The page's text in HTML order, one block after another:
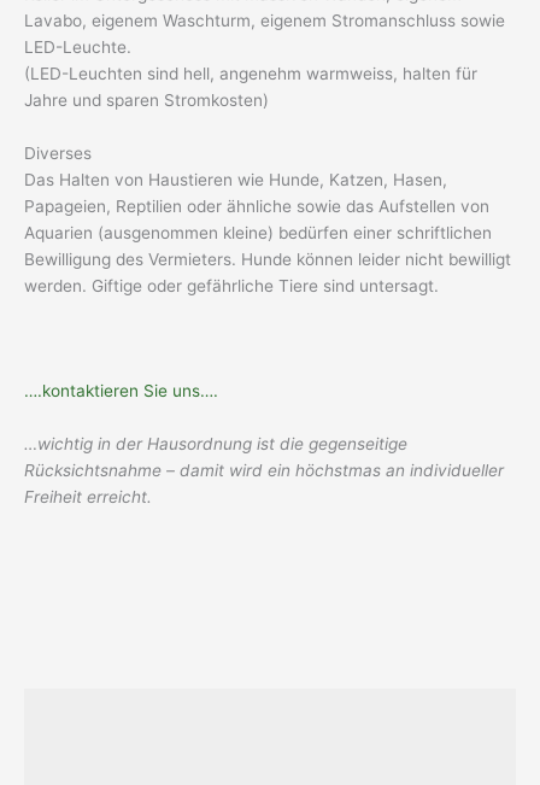
Lavabo, eigenem Waschturm, eigenem Stromanschluss sowie
LED-Leuchte.
(LED-Leuchten sind hell, angenehm warmweiss, halten für
Jahre und sparen Stromkosten)
Diverses
Das Halten von Haustieren wie Hunde, Katzen, Hasen,
Papageien, Reptilien oder ähnliche sowie das Aufstellen von
Aquarien (ausgenommen kleine) bedürfen einer schriftlichen
Bewilligung des Vermieters. Hunde können leider nicht bewilligt
werden. Giftige oder gefährliche Tiere sind untersagt.
….kontaktieren Sie uns….
…wichtig in der Hausordnung ist die gegenseitige
Rücksichtsnahme – damit wird ein höchstmas an individueller
Freiheit erreicht.